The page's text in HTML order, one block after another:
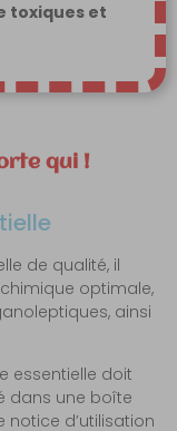
toxiques et
qui !
de qualité, il
optimale,
ainsi
essentielle doit
dans une boîte
d’utilisation